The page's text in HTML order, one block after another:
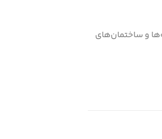
و ساختمان‌های